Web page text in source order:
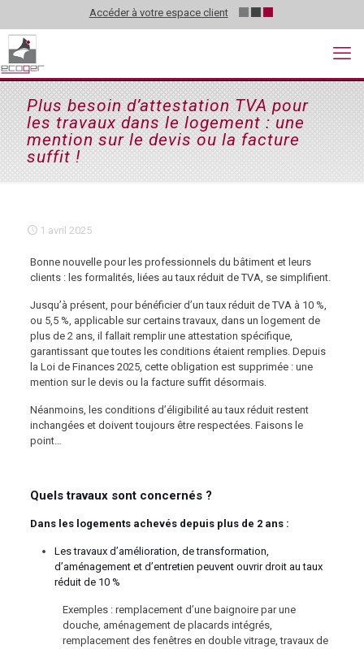
Accéder à votre espace client
Plus besoin d’attestation TVA pour
les travaux dans le logement : une
mention sur le devis ou la facture
suffit !
1 avril 2025
Bonne nouvelle pour les professionnels du bâtiment et leurs
clients : les formalités, liées au taux réduit de TVA, se simplifient.
Jusqu’à présent, pour bénéficier d’un taux réduit de TVA à 10 %,
ou 5,5 %, applicable sur certains travaux, dans un logement de
plus de 2 ans, il fallait remplir une attestation spécifique,
garantissant que toutes les conditions étaient remplies. Depuis
la Loi de Finances 2025, cette obligation est supprimée : une
mention sur le devis ou la facture suffit désormais.
Néanmoins, les conditions d’éligibilité au taux réduit restent
inchangées et doivent toujours être respectées. Faisons le
point…
Quels travaux sont concernés ?
Dans les logements achevés depuis plus de 2 ans :
Les travaux d’amélioration, de transformation,
d’aménagement et d’entretien peuvent ouvrir droit au taux
réduit de 10 %
Exemples : remplacement d’une baignoire par une
douche, aménagement de placards intégrés,
remplacement des fenêtres en double vitrage, travaux de